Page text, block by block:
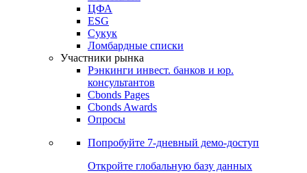
Ближайшие размещения (Россия)
Специальные разделы
Кривые доходности
Best bid/ask
ЦФА
ESG
Сукук
Ломбардные списки
Участники рынка
Рэнкинги инвест. банков и юр.
Cbonds Pages
Опросы